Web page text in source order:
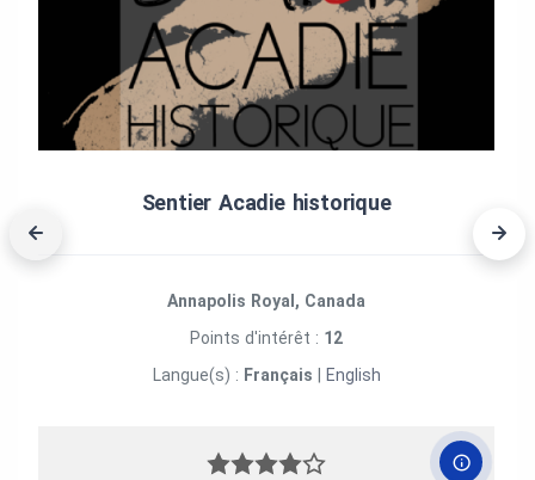
Sentier Acadie historique
Annapolis Royal, Canada
Points d'intérêt : 12
Langue(s) : Français English